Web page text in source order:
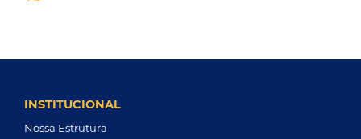
INSTITUCIONAL
Nossa Estrutura